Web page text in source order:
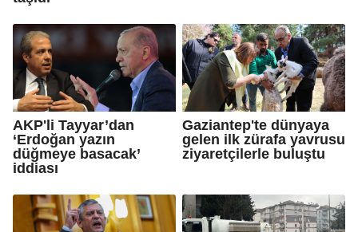
AKP'li Tayyar’dan
‘Erdoğan yazın
düğmeye basacak’
iddiası
Gaziantep'te dünyaya
gelen ilk zürafa yavrusu
ziyaretçilerle buluştu